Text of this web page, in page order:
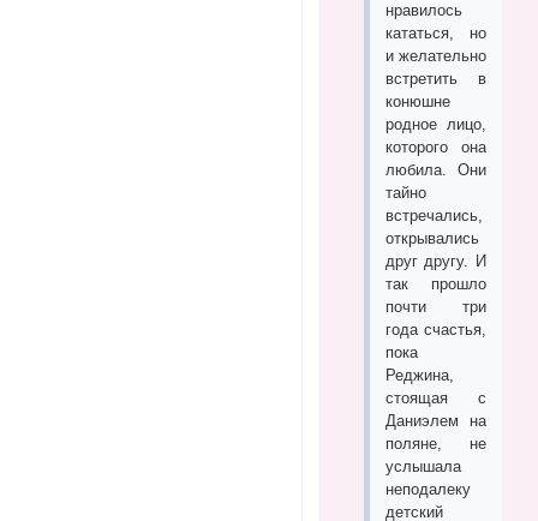
нравилось
кататься, но
и желательно
встретить в
конюшне
родное лицо,
которого она
любила. Они
тайно
встречались,
открывались
друг другу. И
так прошло
почти три
года счастья,
пока
Реджина,
стоящая с
Даниэлем на
поляне, не
услышала
неподалеку
детский